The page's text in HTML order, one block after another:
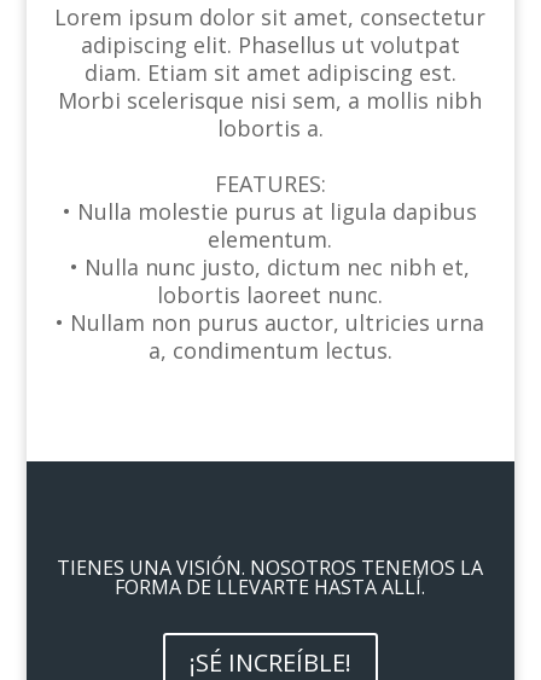
Lorem ipsum dolor sit amet, consectetur
adipiscing elit. Phasellus ut volutpat
diam. Etiam sit amet adipiscing est.
Morbi scelerisque nisi sem, a mollis nibh
lobortis a.
FEATURES:
• Nulla molestie purus at ligula dapibus
elementum.
• Nulla nunc justo, dictum nec nibh et,
lobortis laoreet nunc.
• Nullam non purus auctor, ultricies urna
a, condimentum lectus.
TIENES UNA VISIÓN. NOSOTROS TENEMOS LA
FORMA DE LLEVARTE HASTA ALLÍ.
¡SÉ INCREÍBLE!